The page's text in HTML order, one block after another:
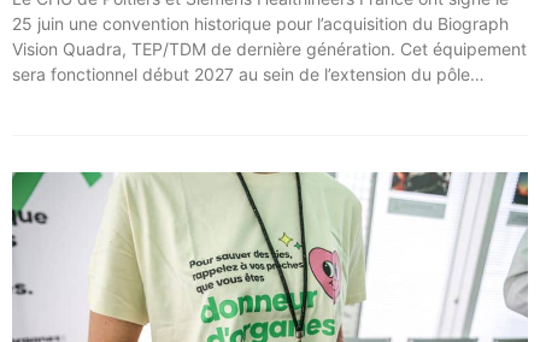
25 juin une convention historique pour l’acquisition du Biograph
Vision Quadra, TEP/TDM de dernière génération. Cet équipement
sera fonctionnel début 2027 au sein de l’extension du pôle
l’acquisition et l’installation de l’équipement au cœur même du
pôle régional de cancérologie.